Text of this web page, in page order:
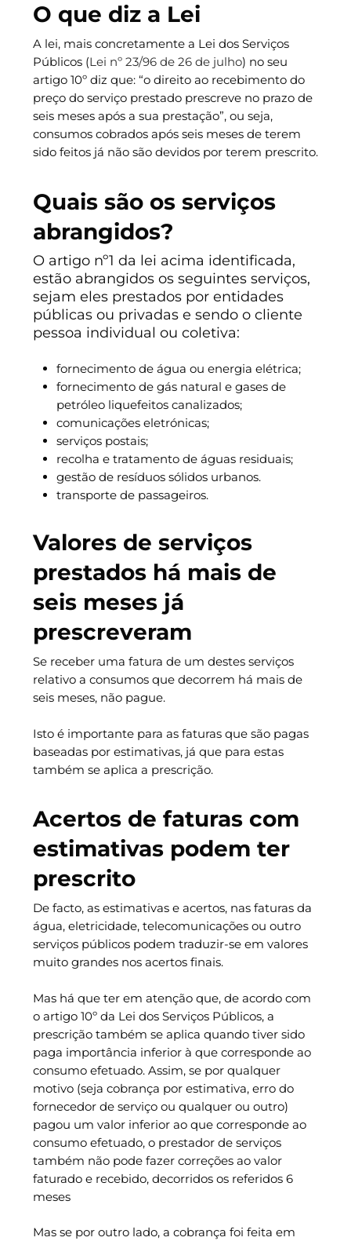
O que diz a Lei
A lei, mais concretamente a Lei dos Serviços
Públicos (Lei nº 23/96 de 26 de julho) no seu
artigo 10º diz que: “o direito ao recebimento do
preço do serviço prestado prescreve no prazo de
seis meses após a sua prestação”, ou seja,
consumos cobrados após seis meses de terem
sido feitos já não são devidos por terem prescrito.
Quais são os serviços
abrangidos?
O artigo nº1 da lei acima identificada,
estão abrangidos os seguintes serviços,
sejam eles prestados por entidades
públicas ou privadas e sendo o cliente
pessoa individual ou coletiva:
fornecimento de água ou energia elétrica;
fornecimento de gás natural e gases de
petróleo liquefeitos canalizados;
comunicações eletrónicas;
serviços postais;
recolha e tratamento de águas residuais;
gestão de resíduos sólidos urbanos.
transporte de passageiros.
Valores de serviços
prestados há mais de
seis meses já
prescreveram
Se receber uma fatura de um destes serviços
relativo a consumos que decorrem há mais de
seis meses, não pague.
Isto é importante para as faturas que são pagas
baseadas por estimativas, já que para estas
também se aplica a prescrição.
Acertos de faturas com
estimativas podem ter
prescrito
De facto, as estimativas e acertos, nas faturas da
água, eletricidade, telecomunicações ou outro
serviços públicos podem traduzir-se em valores
muito grandes nos acertos finais.
Mas há que ter em atenção que, de acordo com
o artigo 10º da Lei dos Serviços Públicos, a
prescrição também se aplica quando tiver sido
paga importância inferior à que corresponde ao
consumo efetuado. Assim, se por qualquer
motivo (seja cobrança por estimativa, erro do
fornecedor de serviço ou qualquer ou outro)
pagou um valor inferior ao que corresponde ao
consumo efetuado, o prestador de serviços
também não pode fazer correções ao valor
faturado e recebido, decorridos os referidos 6
meses
Mas se por outro lado, a cobrança foi feita em